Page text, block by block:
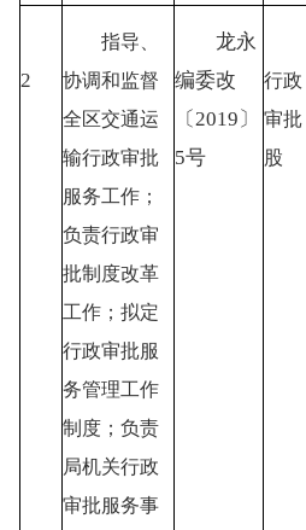
2
指导、
协调和监督
全区交通运
输行政审批
服务工作；
负责行政审
批制度改革
工作；拟定
行政审批服
务管理工作
制度；负责
局机关行政
审批服务事
龙永
编委改
〔 2019〕
5号
行政
审批
股